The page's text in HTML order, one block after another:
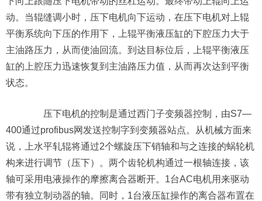
动。当辊缝调小时，压下电机向下运动，在压下电机对上辊
平衡系统向下压的作用下，上辊平衡液压缸的下腔压力大于
主油路压力，从而使油回流。到达目标位后，上辊平衡液压
缸的上腔压力迅速恢复到主油路压力值，从而再次达到平衡
状态。
压下电机的控制是通过西门子变频器控制，由S7—
400通过profibus网发送控制字到变频器站点。从机械方面来
说，上水平轧辊将通过2个螺旋压下销轴和与之连接的蜗轮机
构来进行调节（压下）。两个齿轮机构通过一根轴连接，该
轴可采用电液操作的摩擦离合器断开。1台AC电机用来驱动
带有独立制动器的轴。同时，1台液压缸操作的离合器布置在